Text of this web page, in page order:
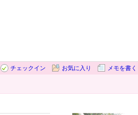
チェックイン お気に入り メモを書く